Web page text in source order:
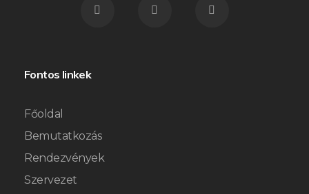
Fontos linkek
Főoldal
Bemutatkozás
Rendezvények
Szervezet